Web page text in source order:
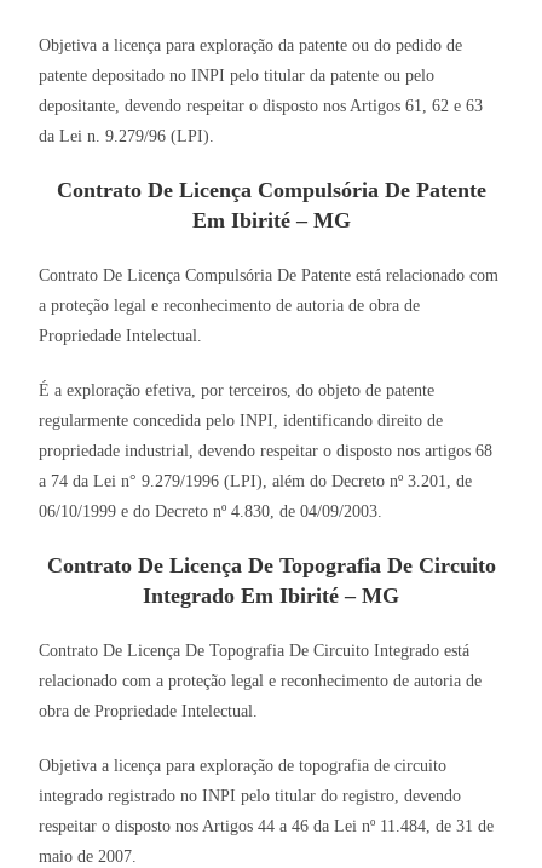
Objetiva a licença para exploração da patente ou do pedido de
patente depositado no INPI pelo titular da patente ou pelo
depositante, devendo respeitar o disposto nos Artigos 61, 62 e 63
da Lei n. 9.279/96 (LPI).
Contrato De Licença Compulsória De Patente
Em Ibirité – MG
Contrato De Licença Compulsória De Patente está relacionado com
a proteção legal e reconhecimento de autoria de obra de
Propriedade Intelectual.
É a exploração efetiva, por terceiros, do objeto de patente
regularmente concedida pelo INPI, identificando direito de
propriedade industrial, devendo respeitar o disposto nos artigos 68
a 74 da Lei n° 9.279/1996 (LPI), além do Decreto nº 3.201, de
06/10/1999 e do Decreto nº 4.830, de 04/09/2003.
Contrato De Licença De Topografia De Circuito
Integrado Em Ibirité – MG
Contrato De Licença De Topografia De Circuito Integrado está
relacionado com a proteção legal e reconhecimento de autoria de
obra de Propriedade Intelectual.
Objetiva a licença para exploração de topografia de circuito
integrado registrado no INPI pelo titular do registro, devendo
respeitar o disposto nos Artigos 44 a 46 da Lei nº 11.484, de 31 de
maio de 2007.